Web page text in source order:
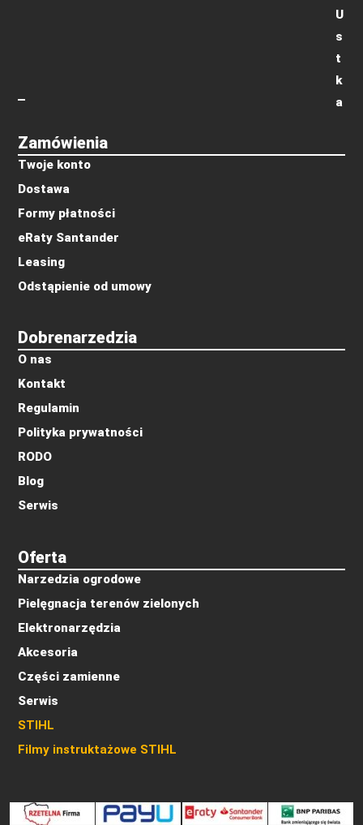
Oferta
Narzedzia ogrodowe
Pielęgnacja terenów zielonych
Elektronarzędzia
Akcesoria
Części zamienne
Serwis
STIHL
Filmy instruktażowe STIHL
Dobrenarzedzia
O nas
Kontakt
Regulamin
Polityka prywatności
RODO
Blog
Serwis
Zamówienia
Twoje konto
Dostawa
Formy płatności
eRaty Santander
Leasing
Odstąpienie od umowy
U
s
t
k
a